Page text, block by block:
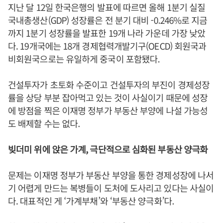
지난 달 12일 한국은행의 발표에 따르면 올해 1분기 실질
국내총생산(GDP) 성장률은 전 분기 대비 -0.246%로 지금
까지 1분기 성장률을 발표한 19개 나라 가운데 가장 낮았
다. 19개국에는 18개 경제협력개발기구(OECD) 회원국과
비회원국으로는 유일하게 중국이 포함됐다.
건설투자가 초토화 수준이고 건설투자의 부진이 경제성장
률을 상당 부분 잡아먹고 있는 것이 사실이기 때문에 성장
에 방점을 찍은 이재명 정부가 부동산 부양에 나설 가능성
도 배제할 수는 없다.
빚더미 위에 앉은 가계, 극단적으로 심화된 부동산 양극화
문제는 이재명 정부가 부동산 부양을 통한 경제성장에 나서
기 어렵게 만드는 복병들이 도처에 도사리고 있다는 사실이
다. 대표적인 게 ‘가계부채’와 ‘부동산 양극화’다.